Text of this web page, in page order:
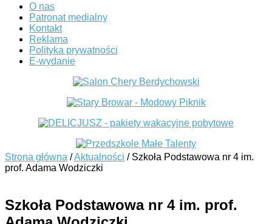
O nas
Patronat medialny
Kontakt
Reklama
Polityka prywatności
E-wydanie
Strona główna /Aktualności / Szkoła Podstawowa nr 4 im.
prof. Adama Wodziczki
Szkoła Podstawowa nr 4 im. prof.